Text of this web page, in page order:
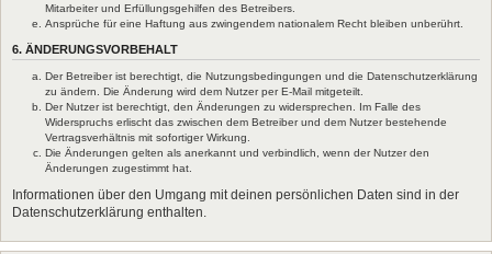
Mitarbeiter und Erfüllungsgehilfen des Betreibers.
Ansprüche für eine Haftung aus zwingendem nationalem Recht bleiben unberührt.
6. ÄNDERUNGSVORBEHALT
Der Betreiber ist berechtigt, die Nutzungsbedingungen und die Datenschutzerklärung
zu ändern. Die Änderung wird dem Nutzer per E-Mail mitgeteilt.
Der Nutzer ist berechtigt, den Änderungen zu widersprechen. Im Falle des
Widerspruchs erlischt das zwischen dem Betreiber und dem Nutzer bestehende
Vertragsverhältnis mit sofortiger Wirkung.
Die Änderungen gelten als anerkannt und verbindlich, wenn der Nutzer den
Änderungen zugestimmt hat.
Informationen über den Umgang mit deinen persönlichen Daten sind in der
Datenschutzerklärung enthalten.